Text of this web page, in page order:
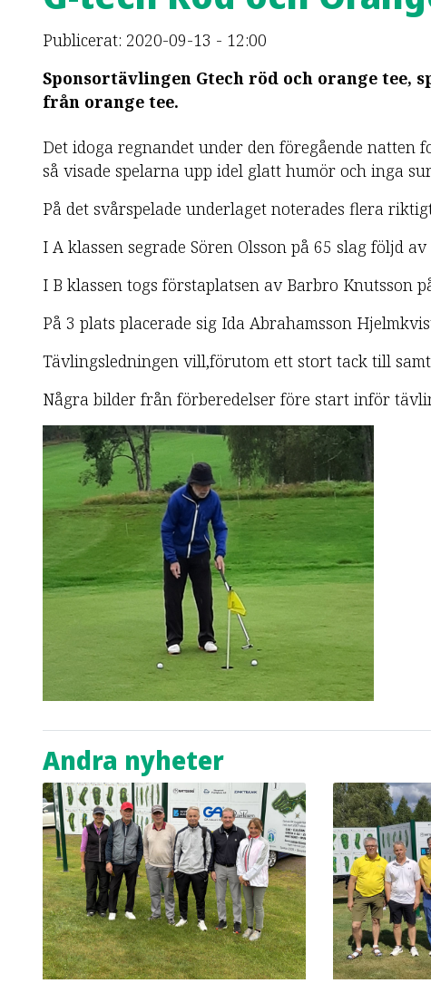
Publicerat: 2020-09-13 - 12:00
Sponsortävlingen Gtech röd och orange tee,
från orange tee.
Det idoga regnandet under den föregående
så visade spelarna upp idel glatt humör och inga
På det svårspelade underlaget noterades flera
I A klassen segrade Sören Olsson på 65 slag följd
I B klassen togs förstaplatsen av Barbro Knutsson
På 3 plats placerade sig Ida Abrahamsson
Tävlingsledningen vill,förutom ett stort tack till
Några bilder från förberedelser före start inför
Andra nyheter